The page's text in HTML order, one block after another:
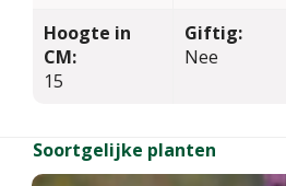
Hoogte in
CM:
15
Giftig:
Nee
Soortgelijke planten